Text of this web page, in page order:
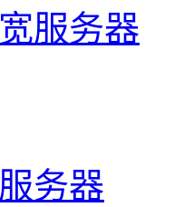
服务器
务器